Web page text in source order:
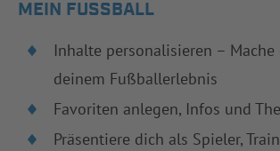
MEIN FUSSBALL
Inhalte personalisieren – Mache
deinem Fußballerlebnis
Favoriten anlegen, Infos und
Präsentiere dich als Spieler,